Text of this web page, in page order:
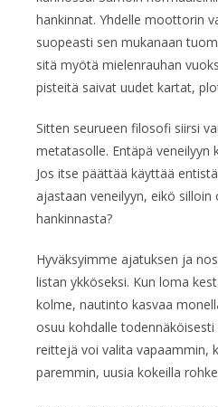
hankinnat. Yhdelle moottorin
suopeasti sen mukanaan
sitä myötä mielenrauhan
pisteitä saivat uudet kartat,
Sitten seurueen filosofi siirsi
metatasolle. Entäpä veneilyyn
Jos itse päättää käyttää
ajastaan veneilyyn, eikö silloin
hankinnasta?
Hyväksyimme ajatuksen ja
listan ykköseksi. Kun loma
kolme, nautinto kasvaa
osuu kohdalle
reittejä voi valita vapaammin,
paremmin, uusia kokeilla